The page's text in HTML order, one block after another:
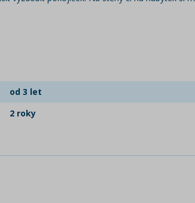
od 3 let
2 roky